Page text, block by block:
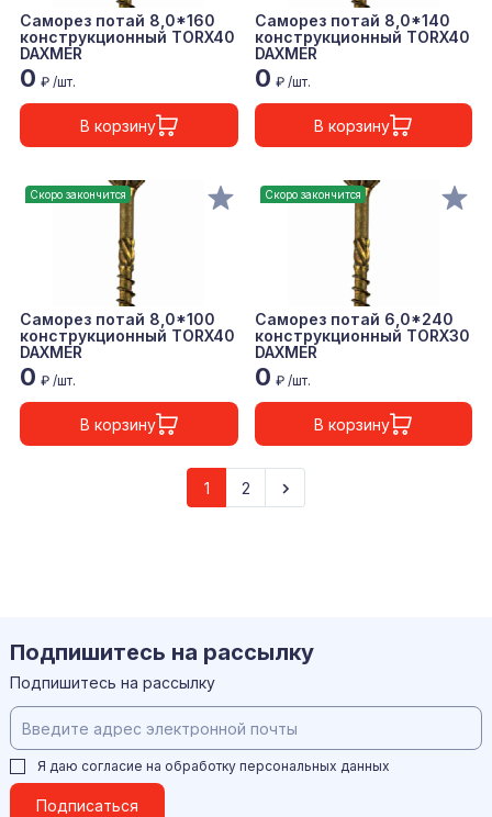
Саморез потай 8,0*160
конструкционный TORX40
DAXMER
0 ₽ /шт.
В корзину
Саморез потай 8,0*140
конструкционный TORX40
DAXMER
0 ₽ /шт.
В корзину
Скоро закончится
Саморез потай 8,0*100
конструкционный TORX40
DAXMER
0 ₽ /шт.
В корзину
Скоро закончится
Саморез потай 6,0*240
конструкционный TORX30
DAXMER
0 ₽ /шт.
В корзину
1 2
Подпишитесь на рассылку
Подпишитесь на рассылку
Я даю согласие на обработку персональных данных
Подписаться